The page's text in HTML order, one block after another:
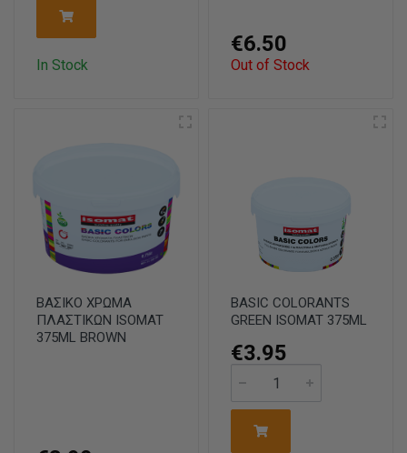
In Stock
€6.50
Out of Stock
ΒΑΣΙΚΟ ΧΡΩΜΑ
ΠΛΑΣΤΙΚΩΝ ISOMAT
375ML BROWN
BASIC COLORANTS
GREEN ISOMAT 375ML
€3.95